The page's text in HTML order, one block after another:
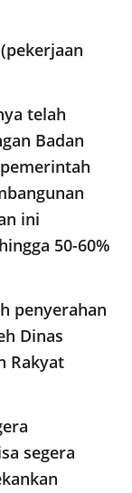
telah
Badan
ini
50-60%
penyerahan
Dinas
Rakyat
segera